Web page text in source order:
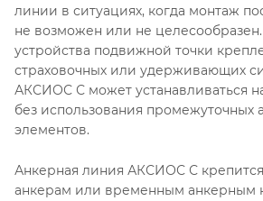
линии в ситуациях, когда монтаж
не возможен или не
устройства подвижной точки
страховочных или удерживающих
АКСИОС С может устанавливаться
без использования промежуточных
элементов.
Анкерная линия АКСИОС С
анкерам или временным анкерным